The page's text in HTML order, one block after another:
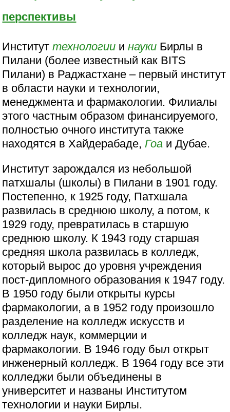
перспективы
Институттехнологии инауки Бирлы в
Пилани (более известный как BITS
Пилани) в Раджастхане – первый институт
в области науки и технологии,
менеджмента и фармакологии. Филиалы
этого частным образом финансируемого,
полностью очного института также
находятся в Хайдерабаде, Гоа и Дубае.
Институт зарождался из небольшой
патхшалы (школы) в Пилани в 1901 году.
Постепенно, к 1925 году, Патхшала
развилась в среднюю школу, а потом, к
1929 году, превратилась в старшую
среднюю школу. К 1943 году старшая
средняя школа развилась в колледж,
который вырос до уровня учреждения
пост-дипломного образования к 1947 году.
В 1950 году были открыты курсы
фармакологии, а в 1952 году произошло
разделение на колледж искусств и
колледж наук, коммерции и
фармакологии. В 1946 году был открыт
инженерный колледж. В 1964 году все эти
колледжи были объединены в
университет и названы Институтом
технологии и науки Бирлы.